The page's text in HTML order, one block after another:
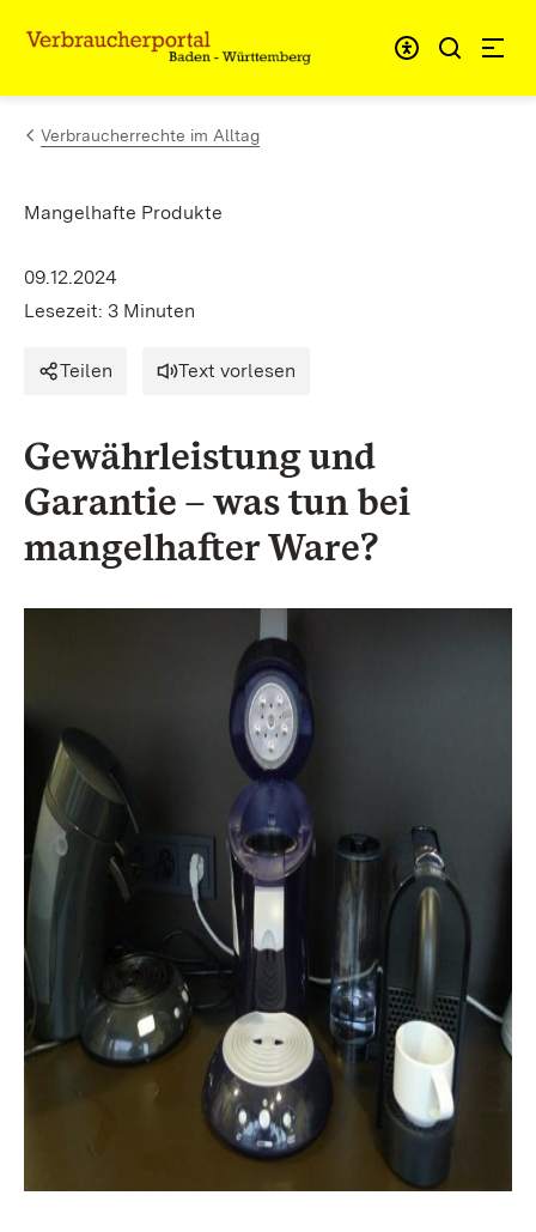
Zum Inhalt springen
Link zur Startseite
Verbraucherrechte im Alltag
Mangelhafte Produkte
09.12.2024
Lesezeit: 3 Minuten
Teilen Text vorlesen
Gewährleistung und
Garantie – was tun bei
mangelhafter Ware?